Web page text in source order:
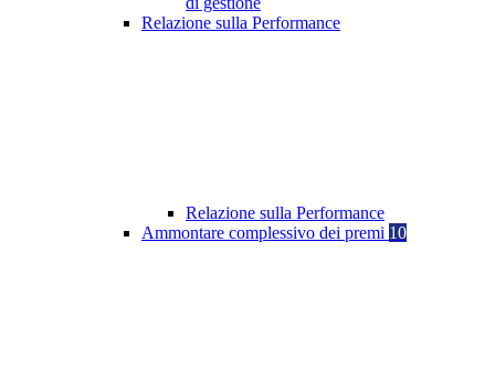
Relazione sulla Performance
Relazione sulla Performance
Ammontare complessivo dei premi 10